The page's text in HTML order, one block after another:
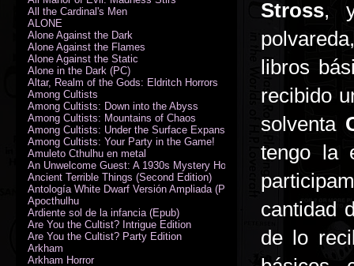
Stross,
libros
recibido
solventa
tengo la
cantidad
de lo
All the Cardinal's Men
ALONE
Alone Against the Dark
Alone Against the Flames
Alone Against the Static
Alone in the Dark (PC)
Altar, Realm of the Gods: Eldritch Horrors
Among Cultists
Among Cultists: Down into the Abyss
Among Cultists: Mountains of Chaos
Among Cultists: Under the Surface Expansion
Among Cultists: Your Party in the Game!
Amuleto Cthulhu en metal
An Unwelcome Guest: A 1930s Mystery Horror Adventure RPG
Ancient Terrible Things (Second Edition)
Antología White Dwarf Versión Ampliada (PDF)
Apocthulhu
Ardiente sol de la infancia (Epub)
Are You the Cultist? Intrigue Edition
Are You the Cultist? Party Edition
Arkham
Arkham Horror